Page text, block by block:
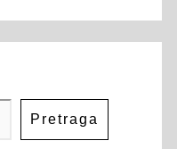
Pretraga